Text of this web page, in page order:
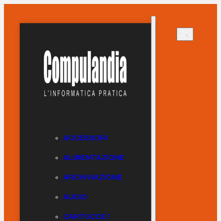
ACCESSORI
ALIMENTAZIONE
ARCHIVIAZIONE
AUDIO
CARTUCCE /